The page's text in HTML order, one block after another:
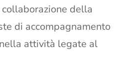
della
di accompagnamento
attività legate al